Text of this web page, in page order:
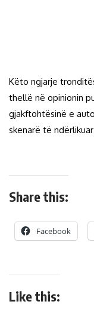
Këto ngjarje
thellë në opinionin
gjakftohtësinë e
skenarë të
Share this:
Facebook
Like this: